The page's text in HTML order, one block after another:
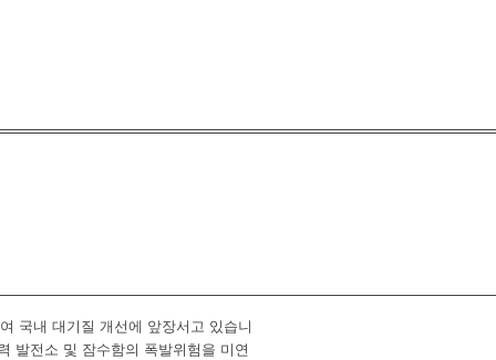
국내 대기질 개선에 앞장서고 있습니
발전소 및 잠수함의 폭발위험을 미연